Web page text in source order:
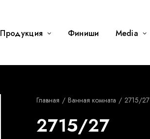
Продукция Финиши Media
Главная Ванная комната 2715/27
2715/27